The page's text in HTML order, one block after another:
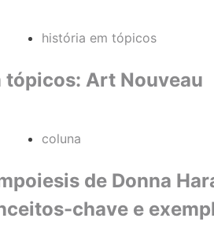
história em tópicos
tópicos: Art Nouveau
coluna
de Donna
chave e